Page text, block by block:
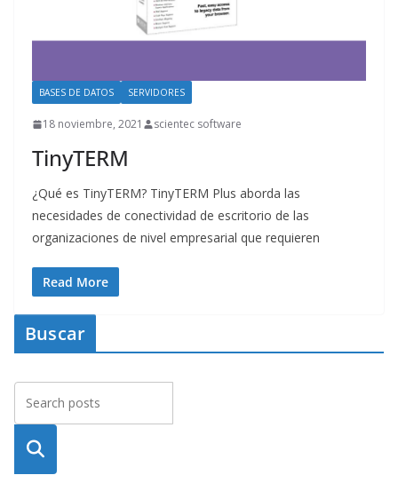
BASES DE DATOS SERVIDORES
18 noviembre, 2021 scientec software
TinyTERM
¿Qué es TinyTERM? TinyTERM Plus aborda las
necesidades de conectividad de escritorio de las
organizaciones de nivel empresarial que requieren
Read More
Buscar
Busca